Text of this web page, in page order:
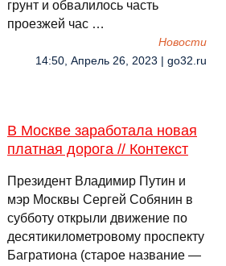
грунт и обвалилось часть
проезжей час …
Новости
14:50, Апрель 26, 2023 | go32.ru
В Москве заработала новая
платная дорога // Контекст
Президент Владимир Путин и
мэр Москвы Сергей Собянин в
субботу открыли движение по
десятикилометровому проспекту
Багратиона (старое название —